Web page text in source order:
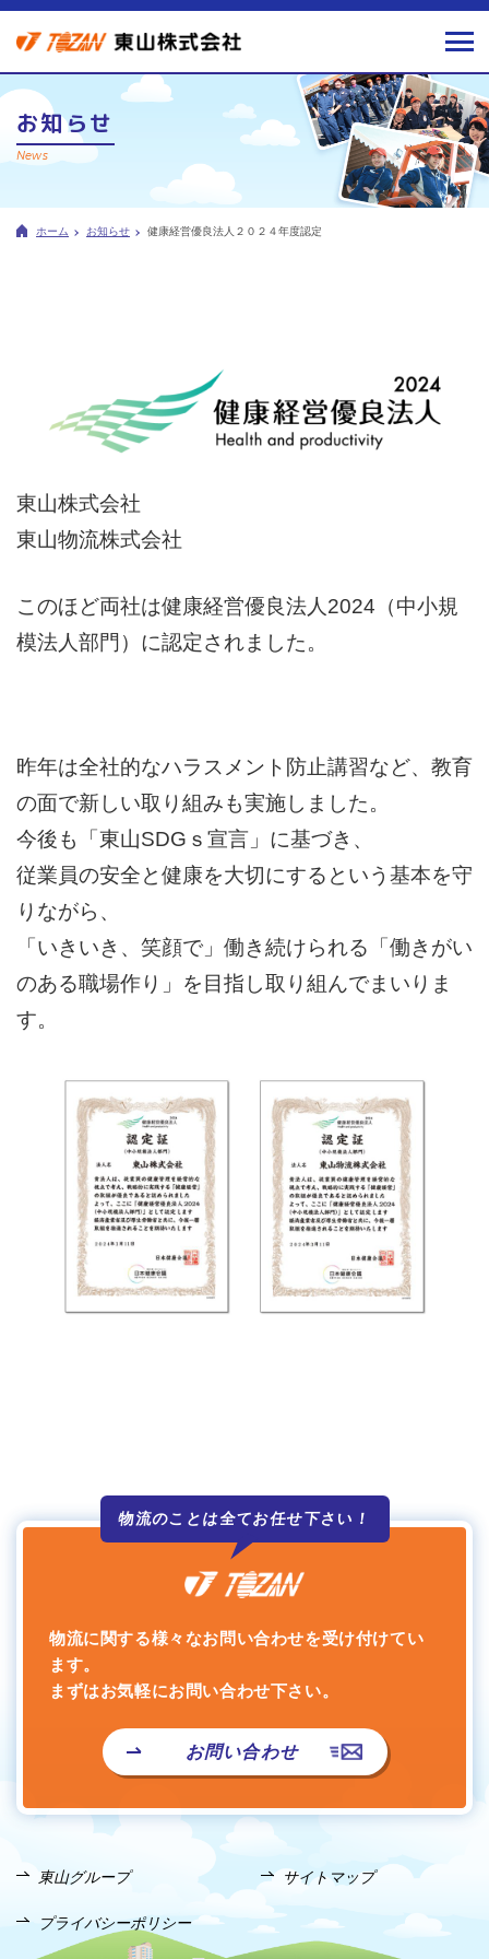
お知らせ
News
ホーム お知らせ 健康経営優良法人２０２４年度認定
東山株式会社
東山物流株式会社
このほど両社は健康経営優良法人2024（中小規
模法人部門）に認定されました。
昨年は全社的なハラスメント防止講習など、教育
の面で新しい取り組みも実施しました。
今後も「東山SDGｓ宣言」に基づき、
従業員の安全と健康を大切にするという基本を守
りながら、
「いきいき、笑顔で」働き続けられる「働きがい
のある職場作り」を目指し取り組んでまいりま
す。
物流のことは全てお任せ下さい！
物流に関する様々なお問い合わせを受け付けてい
ます。
まずはお気軽にお問い合わせ下さい。
お問い合わせ
東山グループ サイトマップ
プライバシーポリシー